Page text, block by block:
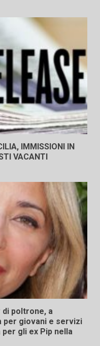
IMMISSIONI IN
VACANTI
di poltrone, a
per giovani e servizi
gli ex Pip nella